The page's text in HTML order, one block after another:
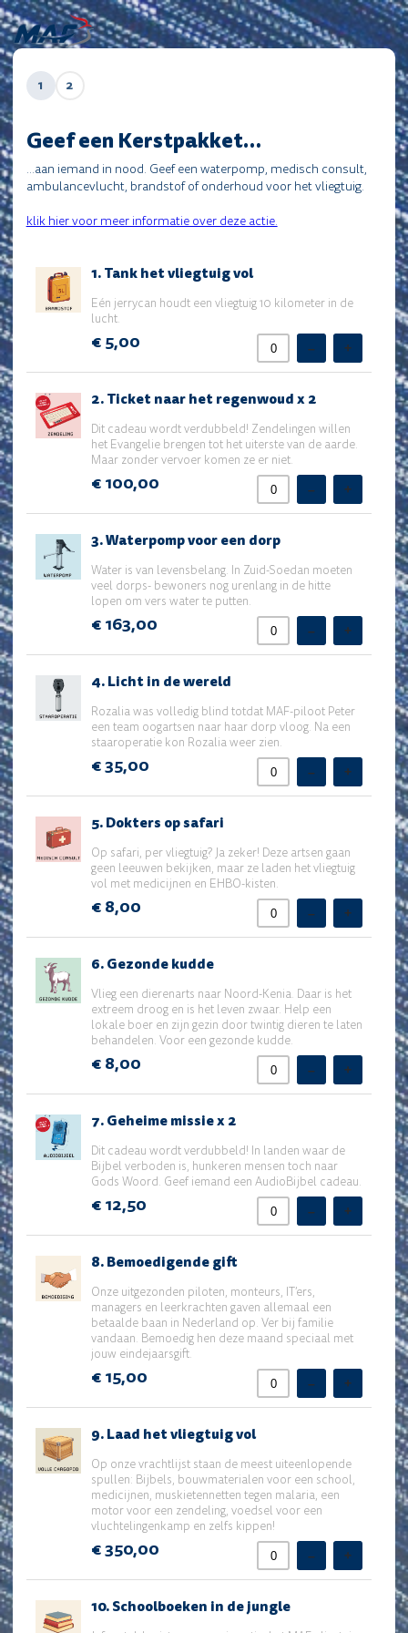
1 2
Geef een Kerstpakket…
…aan iemand in nood. Geef een waterpomp, medisch consult,
ambulancevlucht, brandstof of onderhoud voor het vliegtuig.
klik hier voor meer informatie over deze actie.
Tank
het
vliegtuig
1. Tank het vliegtuig vol
€ 5,00 – +
Eén jerrycan houdt een vliegtuig 10 kilometer in de
lucht.
2.
Ticket
naar
het
regenwoud
2. Ticket naar het regenwoud x 2
€ 100,00 – +
Dit cadeau wordt verdubbeld! Zendelingen willen
het Evangelie brengen tot het uiterste van de aarde.
Maar zonder vervoer komen ze er niet.
3.
Waterpomp
voor
een
3. Waterpomp voor een dorp
€ 163,00 – +
Water is van levensbelang. In Zuid-Soedan moeten
veel dorps- bewoners nog urenlang in de hitte
lopen om vers water te putten.
Licht
de
4. Licht in de wereld
€ 35,00 – +
Rozalia was volledig blind totdat MAF-piloot Peter
een team oogartsen naar haar dorp vloog. Na een
staaroperatie kon Rozalia weer zien.
5.
Dokters
safari
5. Dokters op safari
€ 8,00 – +
Op safari, per vliegtuig? Ja zeker! Deze artsen gaan
geen leeuwen bekijken, maar ze laden het vliegtuig
vol met medicijnen en EHBO-kisten.
6.
Gezonde
kudde
6. Gezonde kudde
€ 8,00 – +
Vlieg een dierenarts naar Noord-Kenia. Daar is het
extreem droog en is het leven zwaar. Help een
lokale boer en zijn gezin door twintig dieren te laten
behandelen. Voor een gezonde kudde.
7.
Geheime
missie
7. Geheime missie x 2
€ 12,50 – +
Dit cadeau wordt verdubbeld! In landen waar de
Bijbel verboden is, hunkeren mensen toch naar
Gods Woord. Geef iemand een AudioBijbel cadeau.
8.
Bemoedigende
gift
8. Bemoedigende gift
€ 15,00 – +
Onze uitgezonden piloten, monteurs, IT’ers,
managers en leerkrachten gaven allemaal een
betaalde baan in Nederland op. Ver bij familie
vandaan. Bemoedig hen deze maand speciaal met
jouw eindejaarsgift.
9.
Laad
het
vliegtuig
9. Laad het vliegtuig vol
€ 350,00 – +
Op onze vrachtlijst staan de meest uiteenlopende
spullen: Bijbels, bouwmaterialen voor een school,
medicijnen, muskietennetten tegen malaria, een
motor voor een zendeling, voedsel voor een
vluchtelingenkamp en zelfs kippen!
10.
Schoolboeken10. Schoolboeken in de jungle
Prijs voor totaal (NIET VERWIJDEREN!)
Dit veld vult het totaalbedrag i.c.m. de productvelden.
Verwijder dit veld dus niet!